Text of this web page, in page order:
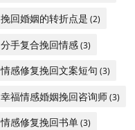
挽回婚姻的转折点是 (2)
分手复合挽回情感(3)
情感修复挽回文案短句 (3)
幸福情感婚姻挽回咨询师(3)
情感修复挽回书单(3)